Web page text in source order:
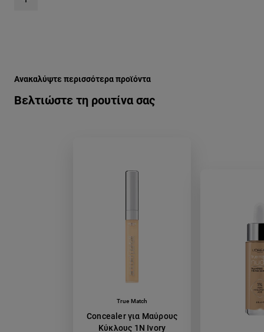
Βελτιώστε τη ρουτίνα σας
Ανακαλύψτε περισσότερα προϊόντα
True Match
Concealer για Μαύρους
Κύκλους 1N Ivory